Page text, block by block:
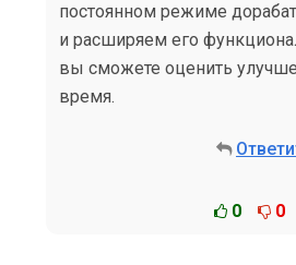
постоянном режиме
и расширяем его
вы сможете оценить
время.
0 0